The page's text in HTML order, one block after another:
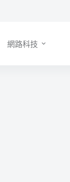
網路科技